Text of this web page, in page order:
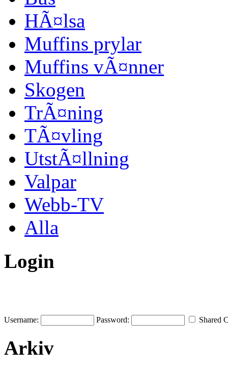
HÃ¤lsa
Muffins prylar
Muffins vÃ¤nner
Skogen
TrÃ¤ning
TÃ¤vling
UtstÃ¤llning
Valpar
Webb-TV
Alla
Login
Username: Password: Shared
Arkiv